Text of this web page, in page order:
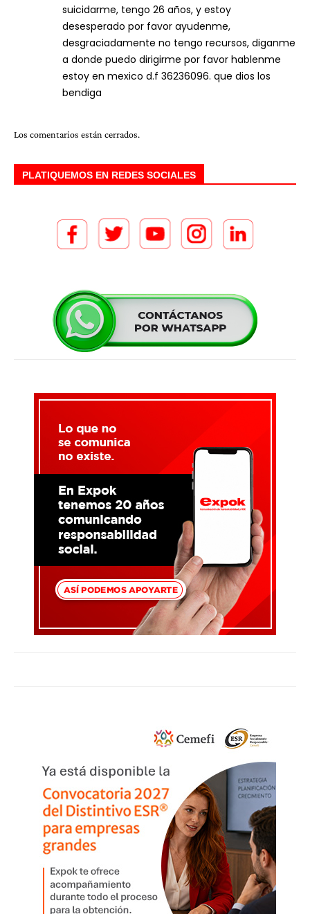
suicidarme, tengo 26 años, y estoy
desesperado por favor ayudenme,
desgraciadamente no tengo recursos, diganme
a donde puedo dirigirme por favor hablenme
estoy en mexico d.f 36236096. que dios los
bendiga
Los comentarios están cerrados.
PLATIQUEMOS EN REDES SOCIALES